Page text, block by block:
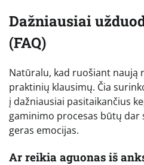
Dažniausiai
(FAQ)
Natūralu, kad ruošiant naują
praktinių klausimų. Čia
į dažniausiai pasitaikančius
gaminimo procesas būtų dar
geras emocijas.
Ar reikia aguonas iš